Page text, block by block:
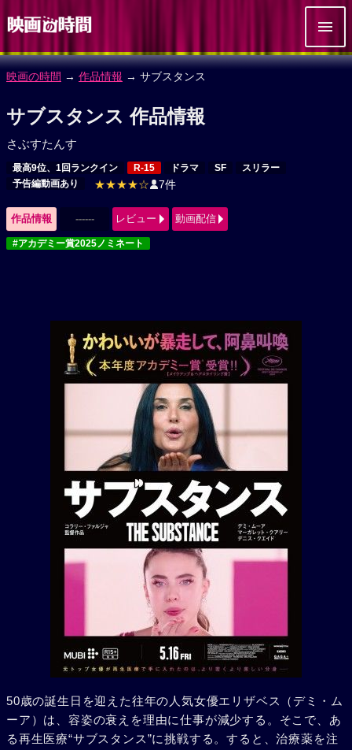
映画の時間 → 作品情報 → サブスタンス
サブスタンス 作品情報
さぶすたんす
最高9位、1回ランクイン R-15 ドラマ SF
スリラー
予告編動画あり
★★★★☆ 7件
作品情報 ------ レビュー 動画配信
#アカデミー賞2025ノミネート
50歳の誕生日を迎えた往年の人気女優エリザベス（デミ・ム
ーア）は、容姿の衰えを理由に仕事が減少する。そこで、あ
る再生医療“サブスタンス”に挑戦する。すると、治療薬を注